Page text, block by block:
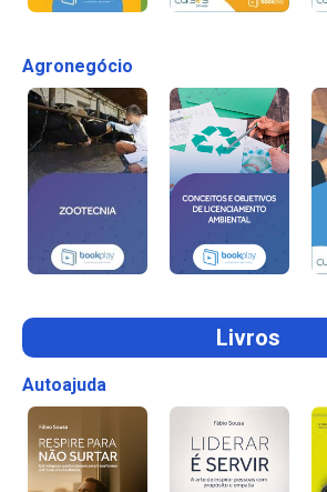
Agronegócio
Livros
Autoajuda